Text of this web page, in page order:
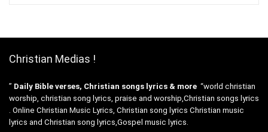
Christian Medias !
” Daily Bible verses, Christian songs lyrics & more “world christian
worship, christian song lyrics, praise and worship,Christian songs lyrics
. Online Christian Music Lyrics, Christian song lyrics Christian music
lyrics and Christian song lyrics,Gospel music lyrics.